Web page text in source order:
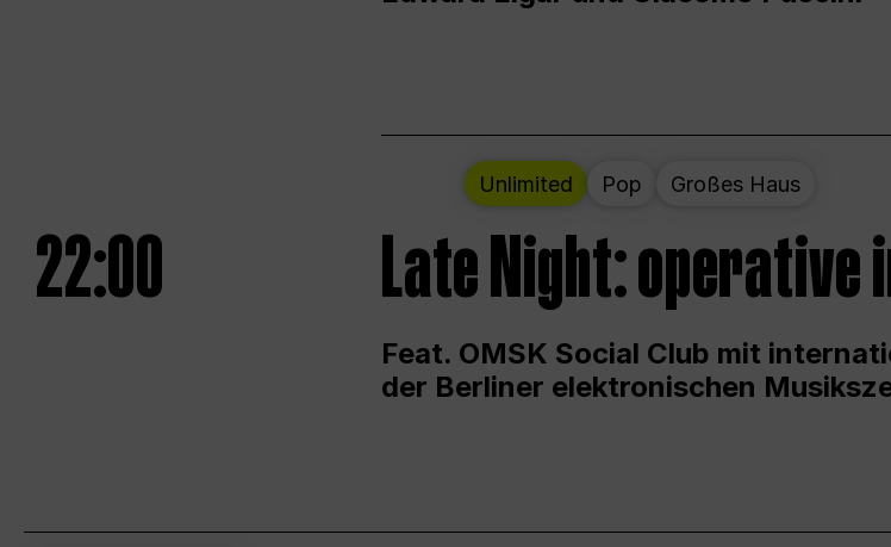
Unlimited Pop Großes Haus
22:00 Late Night: operative
Feat. OMSK Social Club mit
der Berliner elektronischen